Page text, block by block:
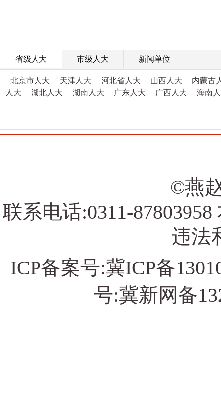
省级人大 市级人大 新闻单位
北京市人大 天津人大 河北省人大 山西人大
内蒙古
人大
湖北人大 湖南人大 广东人大 广西人大 海南
©燕
联系电话:0311-
违法
ICP备案号:冀ICP备
号:冀新网备